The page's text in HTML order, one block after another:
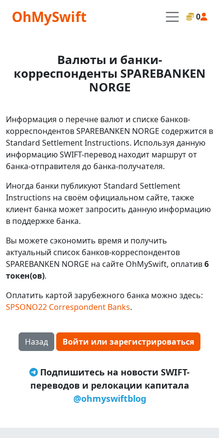
OhMySwift 0
Валюты и банки-
корреспонденты SPAREBANKEN
NORGE
Информация о перечне валют и списке банков-
корреспондентов SPAREBANKEN NORGE содержится в
Standard Settlement Instructions. Используя данную
информацию SWIFT-перевод находит маршрут от
банка-отправителя до банка-получателя.
Иногда банки публикуют Standard Settlement
Instructions на своём официальном сайте, также
клиент банка может запросить данную информацию
в поддержке банка.
Вы можете сэкономить время и получить
актуальный список банков-корреспондентов
SPAREBANKEN NORGE на сайте OhMySwift, оплатив6
токен(ов).
Оплатить картой зарубежного банка можно здесь:
SPSONO22 Correspondent Banks.
Назад Войти или зарегистрироваться
Подпишитесь на новости SWIFT-
переводов и релокации капитала
@ohmyswiftblog